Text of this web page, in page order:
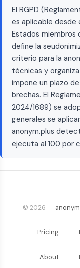
El RGPD
es aplicable desde
Estados miembros
define la
criterio para la
técnicas y
impone un plazo
brechas. El
2024/1689) se
generales se
anonym.plus
ejecuta al 100 por
© 2026
Pricing ·
About ·